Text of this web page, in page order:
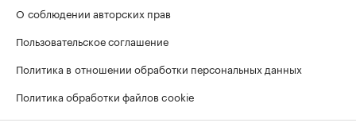
О соблюдении авторских прав
Пользовательское соглашение
Политика в отношении обработки персональных данных
Политика обработки файлов cookie